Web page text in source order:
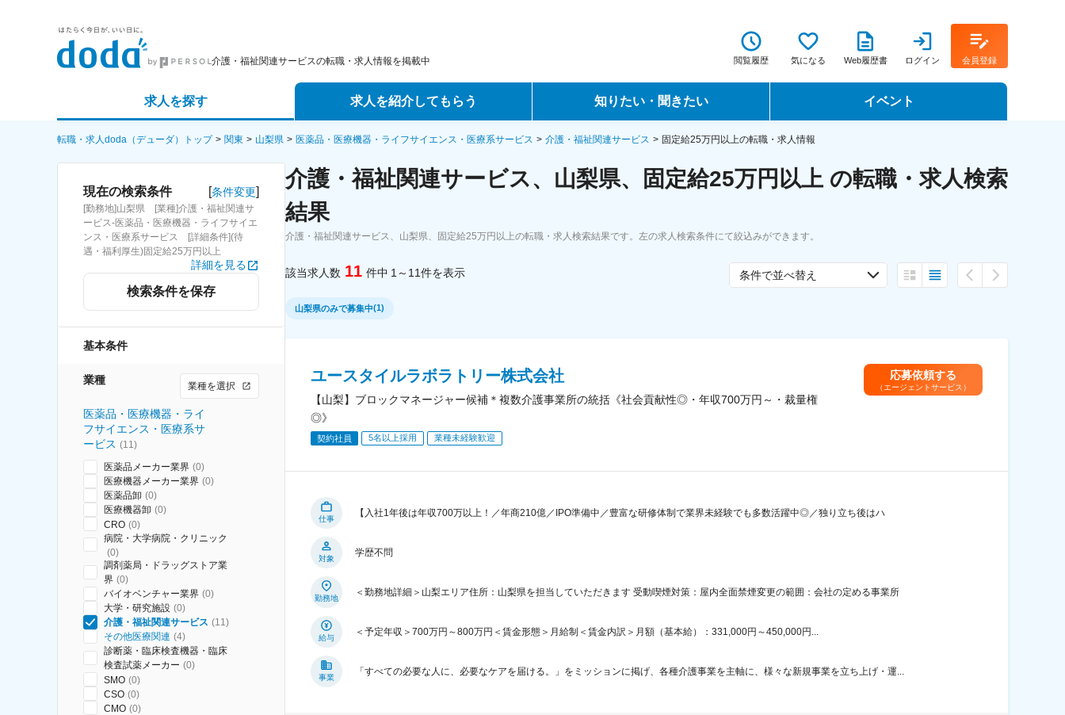
介護・福祉関連サービスの転職・求人情報を掲載中 閲覧履歴 気になる Web履歴書 ログイン 会員登録
求人を探す
詳細条件から探す
求人特集から探す
求人を紹介してもらう
エージェントサービス
スカウトサービス
パートナーエージェントサービス
知りたい・聞きたい
転職ノウハウ
データで見る転職
イベント
転職イベント・転職セミナー
転職フェア
転職・求人doda（デューダ）トップ 関東 山梨県 医薬品・医療機器・ライフサイエンス・医療系サービス 介護・福祉関連サービス 固定給25万円以上の転職・求人情報
現在の検索条件 [条件変更]
[勤務地]山梨県 [業種]介護・福祉関連サ
ービス-医薬品・医療機器・ライフサイエ
ンス・医療系サービス [詳細条件](待
遇・福利厚生)固定給25万円以上
詳細を見る
検索条件を保存
基本条件
業種 業種を選択
医薬品・医療機器・ライ
フサイエンス・医療系サ
ービス (11)
医薬品メーカー業界 (0)
医療機器メーカー業界 (0)
医薬品卸 (0)
医療機器卸 (0)
CRO (0)
病院・大学病院・クリニック
(0)
調剤薬局・ドラッグストア業
界 (0)
バイオベンチャー業界 (0)
大学・研究施設 (0)
介護・福祉関連サービス (11)
その他医療関連 (4)
診断薬・臨床検査機器・臨床
検査試薬メーカー (0)
SMO (0)
CSO (0)
CMO (0)
介護・福祉関連サービス、山梨県、固定給25万円以上 の転職・求人検索
結果
介護・福祉関連サービス、山梨県、固定給25万円以上の転職・求人検索結果です。左の求人検索条件にて絞込みができます。
該当求人数 11 件中 1～11件を表示 条件で並べ替え
山梨県のみで募集中(1)
ユースタイルラボラトリー株式会社
【山梨】ブロックマネージャー候補＊複数介護事業所の統括《社会貢献性◎・年収700万円～・裁量権
◎》
契約社員 5名以上採用 業種未経験歓迎
応募依頼する
（エージェントサービス）
仕事
【入社1年後は年収700万以上！／年商210億／IPO準備中／豊富な研修体制で業界未経験でも多数活躍中◎／独り立ち後はハ
対象
学歴不問
勤務地
＜勤務地詳細＞山梨エリア住所：山梨県を担当していただきます 受動喫煙対策：屋内全面禁煙変更の範囲：会社の定める事業所
給与
＜予定年収＞700万円～800万円＜賃金形態＞月給制＜賃金内訳＞月額（基本給）：331,000円～450,000円...
事業
「すべての必要な人に、必要なケアを届ける。」をミッションに掲げ、各種介護事業を主軸に、様々な新規事業を立ち上げ・運...